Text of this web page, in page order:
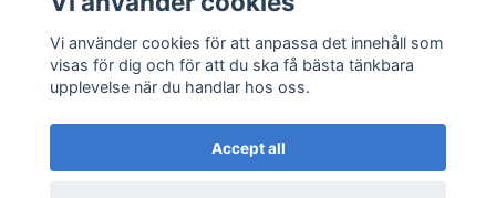
Vi använder cookies för att anpassa det innehåll som
visas för dig och för att du ska få bästa tänkbara
upplevelse när du handlar hos oss.
Accept all